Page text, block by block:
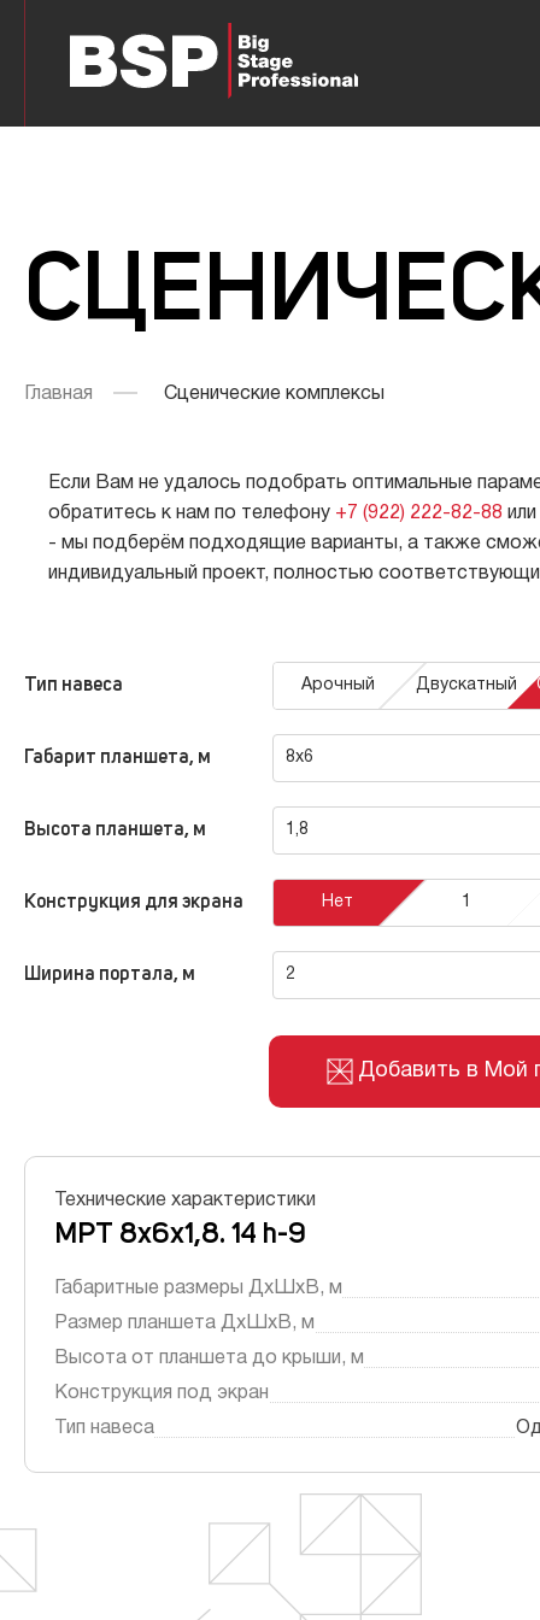
О компании
Партнёры
Заказчики
Должники
Контакты
Главная Сценические комплексы
Если Вам не удалось подобрать оптимальные
обратитесь к нам по телефону +7 (922) 222-82-88
- мы подберём подходящие варианты, а также
индивидуальный проект, полностью
Тип навеса Арочный Двускатный
Габарит планшета, м 8x6
Высота планшета, м 1,8
Конструкция для экрана Нет 1
Ширина портала, м 2
Добавить в Мой
Технические характеристики
МРТ 8х6х1,8. 14 h-9
Габаритные размеры ДxШxВ, м
Размер планшета ДxШxВ, м
Высота от планшета до крыши, м
Конструкция под экран
Тип навеса